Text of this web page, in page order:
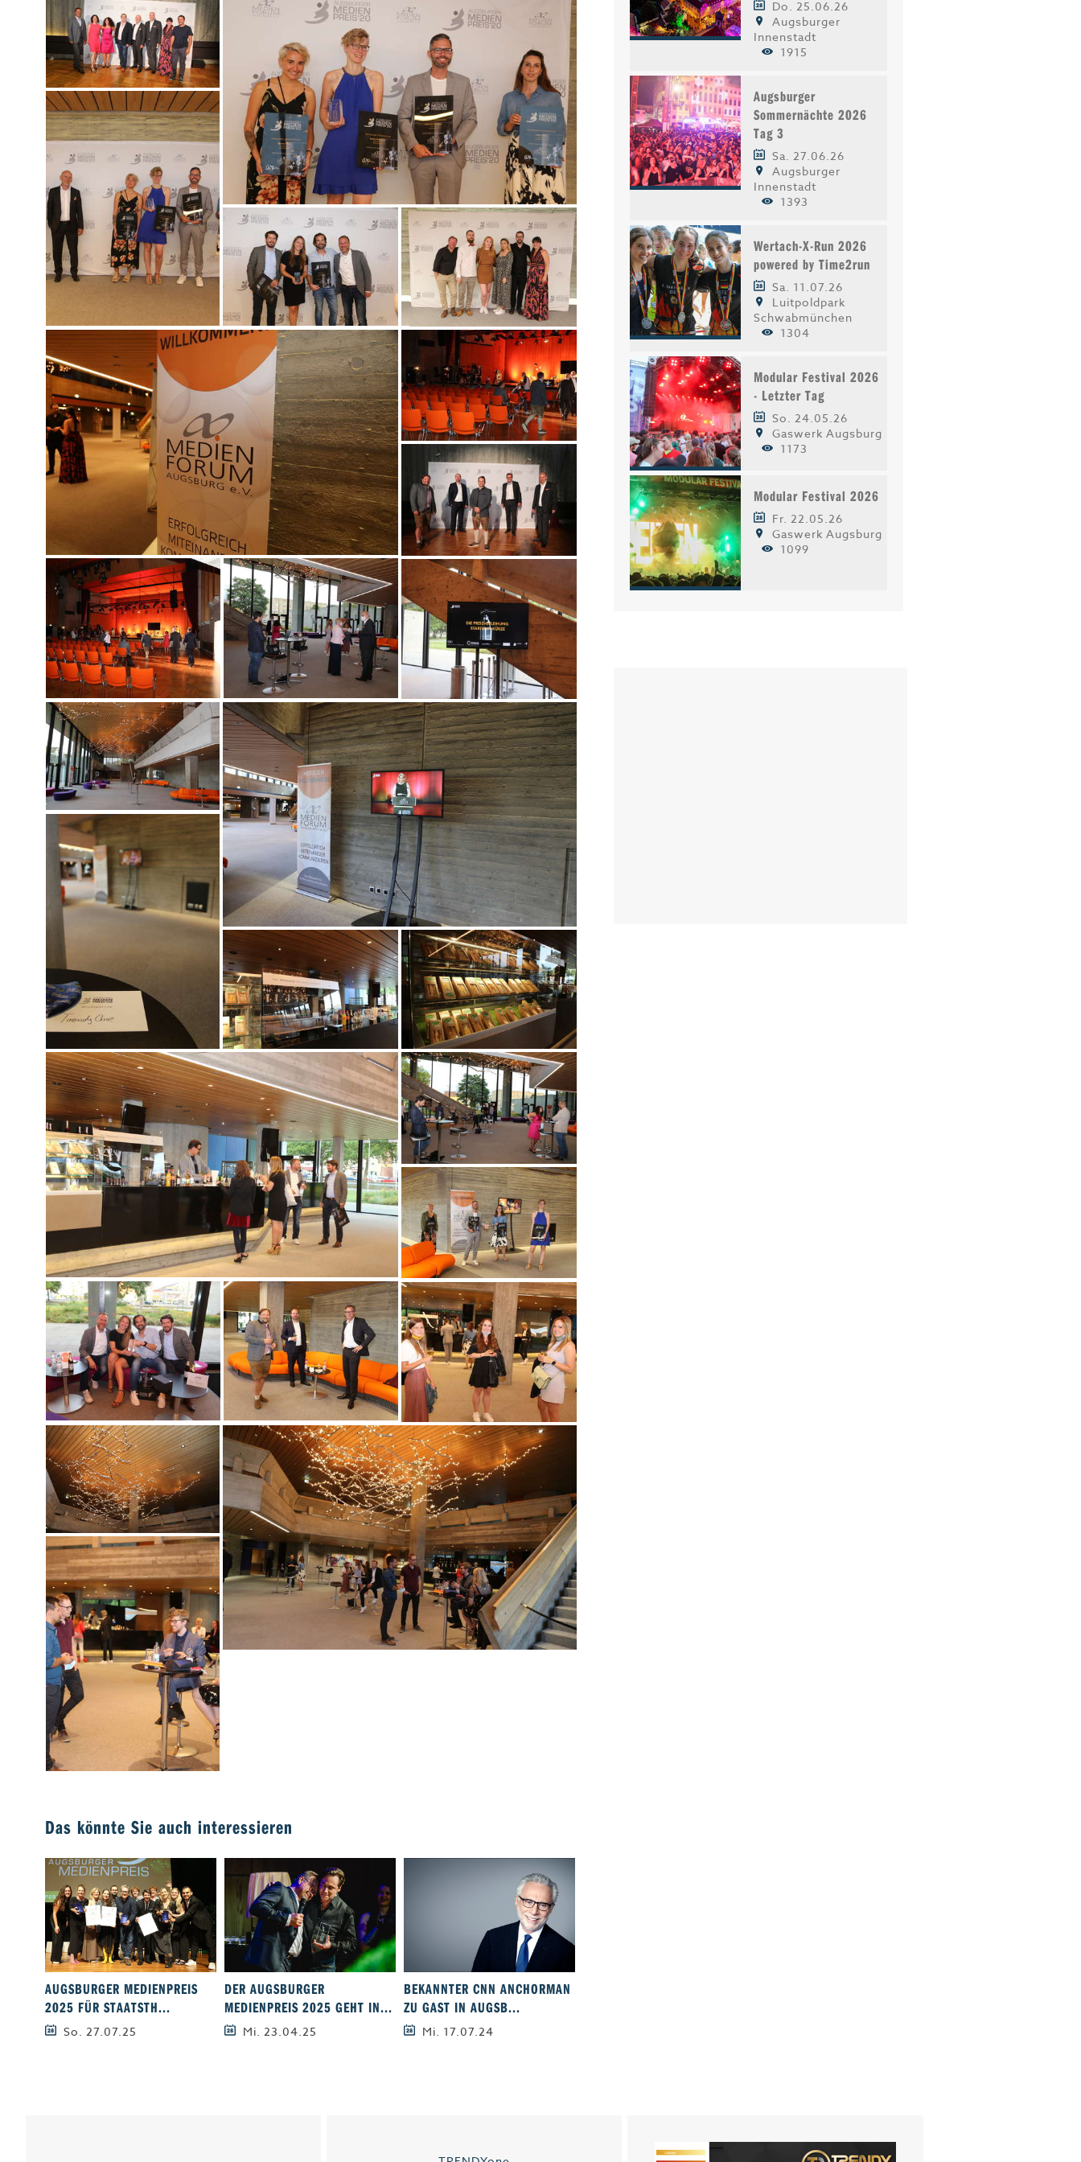
Das könnte Sie auch interessieren
AUGSBURGER MEDIENPREIS
2025 FÜR STAATSTH...
So. 27.07.25
DER AUGSBURGER
MEDIENPREIS 2025 GEHT IN...
Mi. 23.04.25
BEKANNTER CNN ANCHORMAN
ZU GAST IN AUGSB...
Mi. 17.07.24
Do. 25.06.26
Augsburger
Innenstadt
1915
Augsburger
Sommernächte 2026
Tag 3
Sa. 27.06.26
Augsburger
Innenstadt
1393
Wertach-X-Run 2026
powered by Time2run
Sa. 11.07.26
Luitpoldpark
Schwabmünchen
1304
Modular Festival 2026
- Letzter Tag
So. 24.05.26
Gaswerk Augsburg
1173
Modular Festival 2026
Fr. 22.05.26
Gaswerk Augsburg
1099